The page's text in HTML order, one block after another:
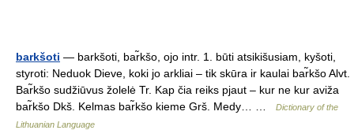
barkšoti — barkšoti, bar̃kšo, ojo intr. 1. būti atsikišusiam, kyšoti,
styroti: Neduok Dieve, koki jo arkliai – tik skūra ir kaulai bar̃kšo Alvt.
Bar̃kšo sudžiūvus žolelė Tr. Kap čia reiks pjaut – kur ne kur aviža
bar̃kšo Dkš. Kelmas bar̃kšo kieme Grš. Medy… …
Dictionary of the
Lithuanian Language